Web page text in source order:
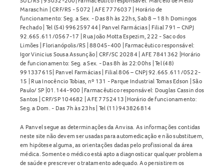
Maraschin | CRF/RS - 5072 | AFE 7776037 | Horário de
funcionamento: Seg. a Sex. - Das 8h às 22hs, Sab 8 – 18 h Domingos
Fechado | Tel (54) 996259744 | Panvel Farmácias | Filial 791 – CNPJ
92.665.611/0567-17 | Rua João Motta Espezim, 222 - Saco dos
Limões | Florianópolis/RS | 88045-400 | Farmacêutico responsável:
Igor Vinicius Sousa Assunção | CRF/SC 20284 | AFE 7841362 |Horário
de funcionamento: Seg. a Sex. - Das 8h às 22:00hs | Tel (48)
991337615| Panvel Farmácias | Filial 806 – CNPJ 92.665.611/0522-
15 | Rua Inocêncio Tobias, nº 131 - Parque Industrial Tomas Edson | São
Paulo/ SP |01.144-900 | Farmacêutico responsável: Douglas Cassin dos
Santos | CRF/SP 104682 | AFE 7752413 |Horário de funcionamento:
Seg. a Dom. - Das 7h às 23hs | Tel (11) 943826814
A Panvel segue as determinações da Anvisa. As informações contidas
neste site não devem ser usadas para automedicação e não substituem,
em hipótese alguma, as orientações dadas pelo profissional da área
médica. Somente o médico está apto a diagnosticar qualquer problema
de saúde e prescrever o tratamento adequado. Ao persistirem os